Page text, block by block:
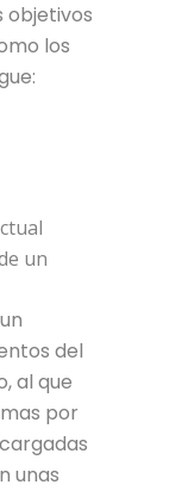
objetivos
los
un
del
al que
por
unas